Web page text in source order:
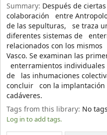
Summary: Después de
colaboración entre
de las sepulturas, se traza
diferentes sistemas de
relacionados con los
Vasco. Se examinan las
enterramientos
de las inhumaciones
concluir con la implantación
cadáveres.
Tags from this library: No
Log in to add tags.